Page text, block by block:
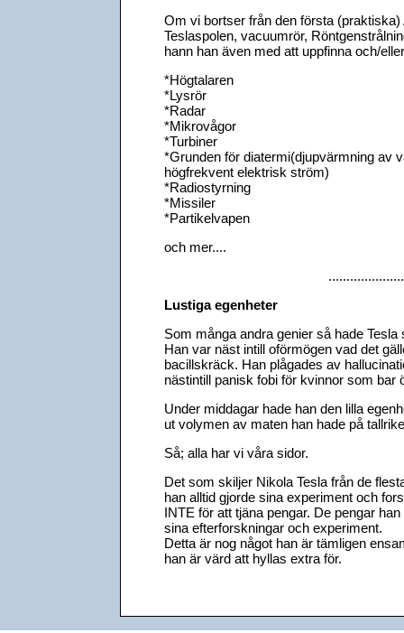
Om vi bortser från den första
Teslaspolen, vacuumrör,
hann han även med att uppfinna och/
*Högtalaren
*Lysrör
*Radar
*Mikrovågor
*Turbiner
*Grunden för diatermi(djupvärmning av
högfrekvent elektrisk ström)
*Radiostyrning
*Missiler
*Partikelvapen
och mer....
Lustiga egenheter
Som många andra genier så hade
Han var näst intill oförmögen vad det
bacillskräck. Han plågades av
nästintill panisk fobi för kvinnor som bar
Under middagar hade han den lilla
ut volymen av maten han hade på
Så; alla har vi våra sidor.
Det som skiljer Nikola Tesla från de
han alltid gjorde sina experiment och
INTE för att tjäna pengar. De pengar
sina efterforskningar och experiment.
Detta är nog något han är tämligen
han är värd att hyllas extra för.